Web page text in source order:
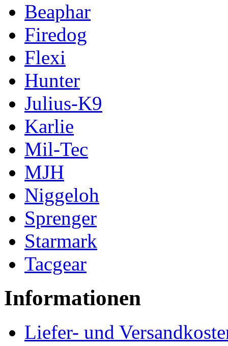
Beaphar
Firedog
Flexi
Hunter
Julius-K9
Karlie
Mil-Tec
MJH
Niggeloh
Sprenger
Starmark
Tacgear
Informationen
Liefer- und